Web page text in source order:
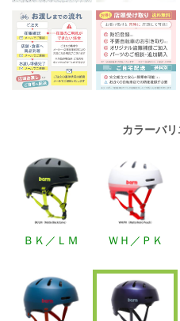
カラーバ
ＢＫ／ＬＭ ＷＨ／ＰＫ